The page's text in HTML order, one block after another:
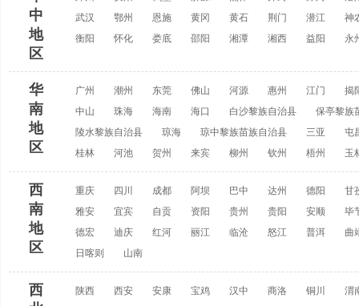
中
地
区
武汉
鄂州 恩施 黄冈 黄石 荆门 潜江
神
衡阳
怀化 娄底 邵阳 湘潭 湘西 益阳 永
华
南
地
区
广州 潮州 东莞 佛山 河源 惠州 江门
揭
中山
珠海 海南 海口 白沙黎族自治县
保亭黎族
陵水黎族自治县
琼海 琼中黎族苗族自治县 三亚
屯
桂林
河池 贺州 来宾 柳州 钦州 梧州 玉
西
南
地
区
重庆 四川 成都 阿坝 巴中 达州 德阳
甘
雅安
宜宾 自贡 资阳 贵州 贵阳 安顺
毕
德宏
迪庆 红河 丽江 临沧 怒江 普洱
曲
日喀则
山南
西
陕西 西安 安康 宝鸡 汉中 商洛 铜川
渭